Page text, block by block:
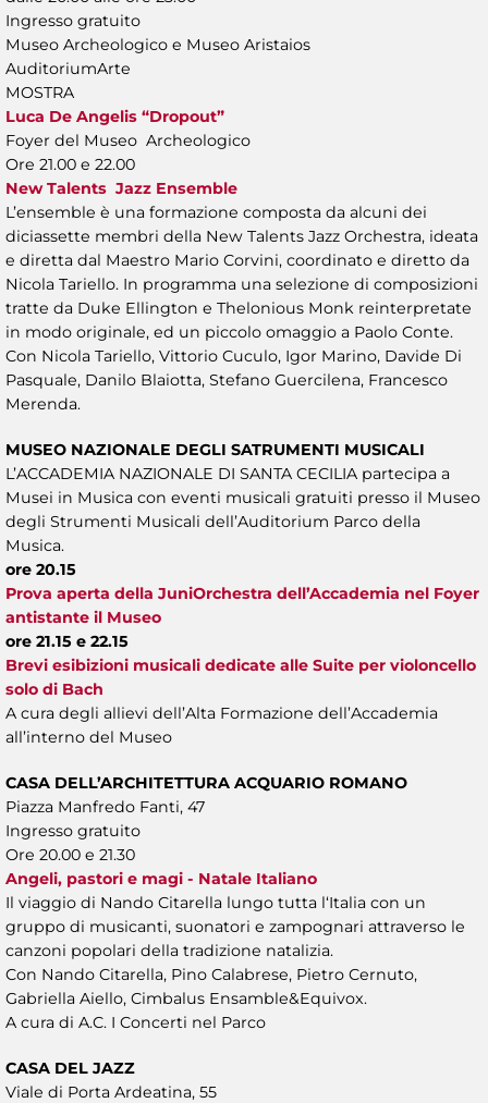
Ingresso gratuito
Museo Archeologico e Museo Aristaios
AuditoriumArte
MOSTRA
Luca De Angelis “Dropout”
Foyer del Museo Archeologico
Ore 21.00 e 22.00
New Talents Jazz Ensemble
L’ensemble è una formazione composta da alcuni dei
diciassette membri della New Talents Jazz Orchestra, ideata
e diretta dal Maestro Mario Corvini, coordinato e diretto da
Nicola Tariello. In programma una selezione di composizioni
tratte da Duke Ellington e Thelonious Monk reinterpretate
in modo originale, ed un piccolo omaggio a Paolo Conte.
Con Nicola Tariello, Vittorio Cuculo, Igor Marino, Davide Di
Pasquale, Danilo Blaiotta, Stefano Guercilena, Francesco
Merenda.
MUSEO NAZIONALE DEGLI SATRUMENTI MUSICALI
L’ACCADEMIA NAZIONALE DI SANTA CECILIA partecipa a
Musei in Musica con eventi musicali gratuiti presso il Museo
degli Strumenti Musicali dell’Auditorium Parco della
Musica.
ore 20.15
Prova aperta della JuniOrchestra dell’Accademia nel Foyer
antistante il Museo
ore 21.15 e 22.15
Brevi esibizioni musicali dedicate alle Suite per violoncello
solo di Bach
A cura degli allievi dell’Alta Formazione dell’Accademia
all’interno del Museo
CASA DELL’ARCHITETTURA ACQUARIO ROMANO
Piazza Manfredo Fanti, 47
Ingresso gratuito
Ore 20.00 e 21.30
Angeli, pastori e magi - Natale Italiano
Il viaggio di Nando Citarella lungo tutta l‘Italia con un
gruppo di musicanti, suonatori e zampognari attraverso le
canzoni popolari della tradizione natalizia.
Con Nando Citarella, Pino Calabrese, Pietro Cernuto,
Gabriella Aiello, Cimbalus Ensamble&Equivox.
A cura di A.C. I Concerti nel Parco
CASA DEL JAZZ
Viale di Porta Ardeatina, 55